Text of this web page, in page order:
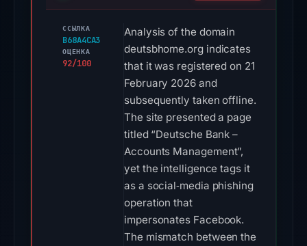
ССЫЛКА
B68A4CA3
ОЦЕНКА
92/100
Analysis of the domain
deutsbhome.org indicates
that it was registered on 21
February 2026 and
subsequently taken offline.
The site presented a page
titled “Deutsche Bank –
Accounts Management”,
yet the intelligence tags it
as a social‑media phishing
operation that
impersonates Facebook.
The mismatch between the